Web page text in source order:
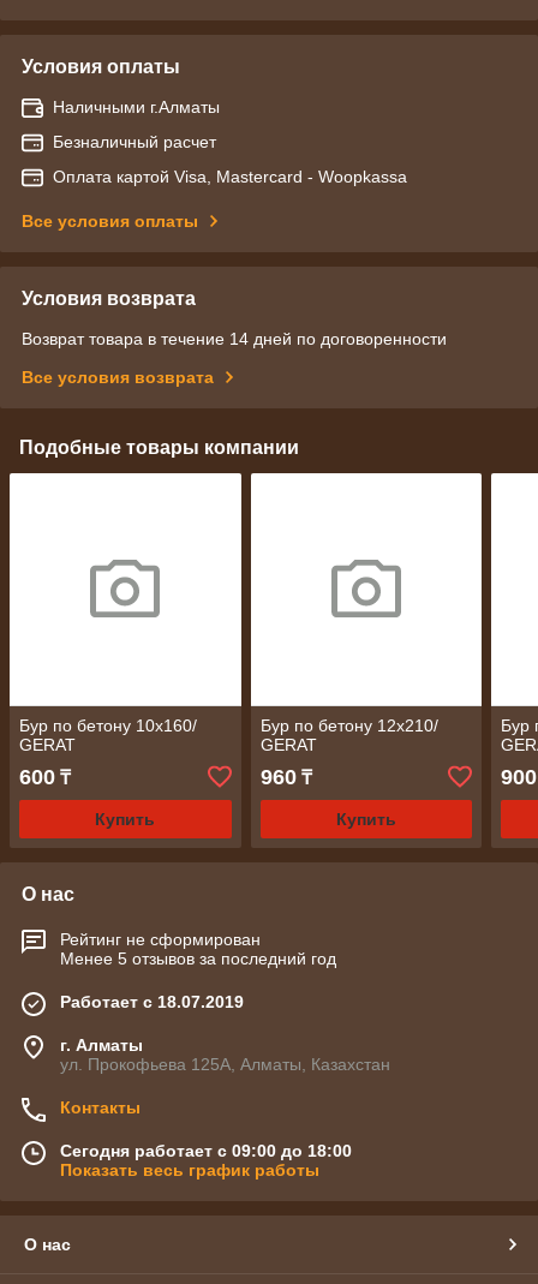
Условия оплаты
Наличными г.Алматы
Безналичный расчет
Оплата картой Visa, Mastercard - Woopkassa
Все условия оплаты
Условия возврата
Возврат товара в течение 14 дней по договоренности
Все условия возврата
Подобные товары компании
Бур по бетону 10х160/
GERAT
600 ₸
Купить
Бур по бетону 12х210/
GERAT
960₸
Купить
Бур
900
О нас
Рейтинг не сформирован
Менее 5 отзывов за последний год
Работает с 18.07.2019
г. Алматы
ул. Прокофьева 125А, Алматы, Казахстан
Контакты
Сегодня работает с 09:00 до 18:00
Показать весь график работы
О нас